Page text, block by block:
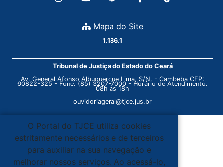
Mapa do Site
1.186.1
Tribunal de Justiça do Estado do Ceará
Av. General Afonso Albuquerque Lima, S/N. - Cambeba CEP:
60822-325 - Fone: (85) 3207-7000 - Horário de Atendimento:
08h às 18h
ouvidoriageral@tjce.jus.br
O Portal do TJCE utiliza cookies
estritamente necessários e de terceiros
para auxiliar na sua navegação e
melhorar nossos serviços. Ao acessá-lo,